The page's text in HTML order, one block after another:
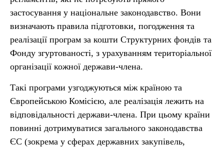
застосування у національне законодавство. Вони
визначають правила підготовки, погодження та
реалізації програм за кошти Структурних фондів та
Фонду згуртованості, з урахуванням територіальної
організації кожної держави-члена.
Такі програми узгоджуються між країною та
Європейською Комісією, але реалізація лежить на
відповідальності держави-члена. При цьому країни
повинні дотримуватися загального законодавства
ЄС (зокрема у сферах державних закупівель,